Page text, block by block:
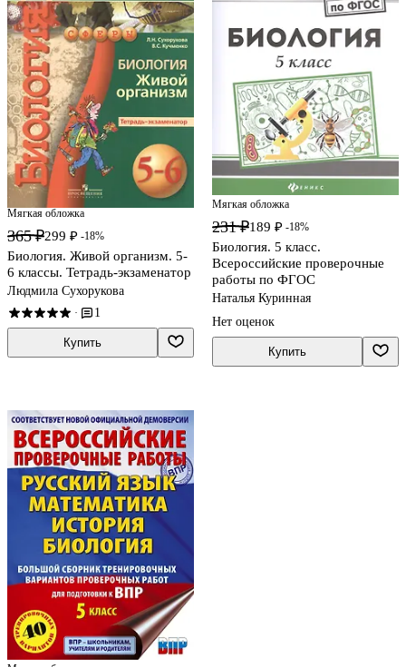
Мягкая обложка
365 ₽299 ₽ -18%
Биология. Живой организм. 5-
6 классы. Тетрадь-экзаменатор
Людмила Сухорукова
· 1
Купить
Мягкая обложка
231 ₽189 ₽ -18%
Биология. 5 класс.
Всероссийские проверочные
работы по ФГОС
Наталья Куринная
Нет оценок
Купить